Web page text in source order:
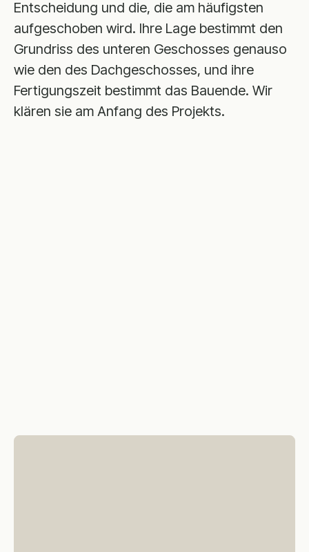
Entscheidung und die, die am häufigsten
aufgeschoben wird. Ihre Lage bestimmt den
Grundriss des unteren Geschosses genauso
wie den des Dachgeschosses, und ihre
Fertigungszeit bestimmt das Bauende. Wir
klären sie am Anfang des Projekts.